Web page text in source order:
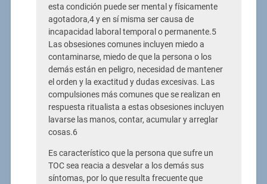
esta condición puede ser mental y físicamente
agotadora,4 y en sí misma ser causa de
incapacidad laboral temporal o permanente.5
Las obsesiones comunes incluyen miedo a
contaminarse, miedo de que la persona o los
demás están en peligro, necesidad de mantener
el orden y la exactitud y dudas excesivas. Las
compulsiones más comunes que se realizan en
respuesta ritualista a estas obsesiones incluyen
lavarse las manos, contar, acumular y arreglar
cosas.6
Es característico que la persona que sufre un
TOC sea reacia a desvelar a los demás sus
síntomas, por lo que resulta frecuente que